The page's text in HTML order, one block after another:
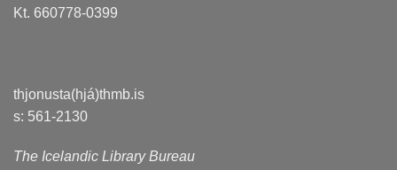
Kt. 660778-0399
thjonusta(hjá)thmb.is
s: 561-2130
The Icelandic Library Bureau